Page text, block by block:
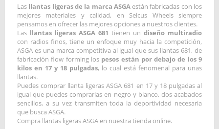
Las llantas ligeras de la marca ASGAestán fabricadas con los
mejores materiales y calidad, en Selcus Wheels siempre
pensamos en ofrecer las mejores opciones a nuestros clientes.
Las llantas ligeras ASGA 681 tienen un diseño multiradio
con radios finos, tiene un enfoque muy hacia la competición,
ASGA es una marca competitiva al igual que sus llantas 681, de
fabricación flow forming lospesos están por debajo de los 9
kilos en 17 y 18 pulgadas, lo cual está fenomenal para unas
llantas.
Puedes comprar llanta ligeras ASGA 681 en 17 y 18 pulgadas al
igual que puedes comprarlas en negro y blanco, dos acabados
sencillos, a su vez transmiten toda la deportividad necesaria
que busca ASGA.
Compra llantas ligeras ASGA en nuestra tienda online.